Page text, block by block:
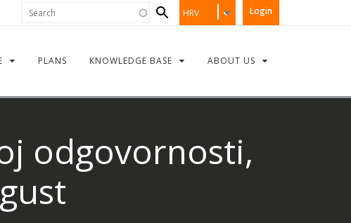
Login
HRV
Search
form
PLANS KNOWLEDGE BASE ABOUT US
odgovornosti,